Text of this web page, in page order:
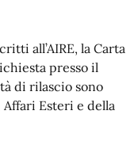
all’AIRE, la Carta
presso il
di rilascio sono
Esteri e della